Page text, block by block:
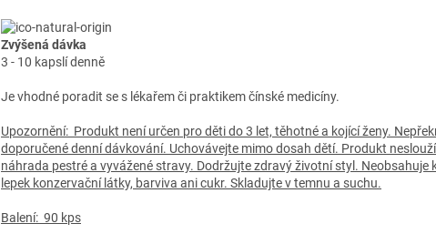
Zvýšená dávka
3 - 10 kapslí denně
Je vhodné poradit se s lékařem či praktikem čínské medicíny.
Upozornění: Produkt není určen pro děti do 3 let, těhotné a kojící ženy.
doporučené denní dávkování. Uchovávejte mimo dosah dětí. Produkt
náhrada pestré a vyvážené stravy. Dodržujte zdravý životní styl. Neobsahuje
lepek konzervační látky, barviva ani cukr. Skladujte v temnu a suchu.
Balení: 90 kps